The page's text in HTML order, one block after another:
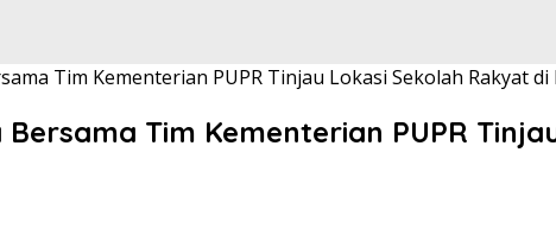
Tim Kementerian PUPR Tinjau Lokasi Sekolah Rakyat di
Tim Kementerian PUPR